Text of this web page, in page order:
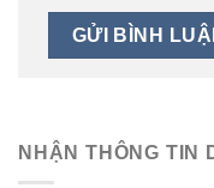
NHẬN THÔNG TIN